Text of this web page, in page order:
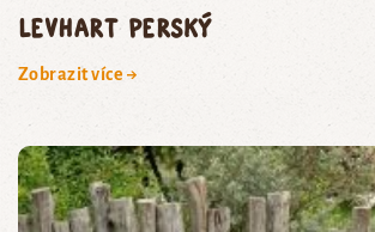
levhart perský
Zobrazit více →